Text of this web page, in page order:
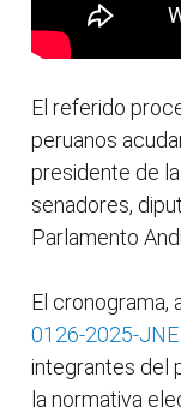
El referido
peruanos
presidente de
senadores,
Parlamento
El cronograma,
0126-2025-JNE
integrantes del
la normativa